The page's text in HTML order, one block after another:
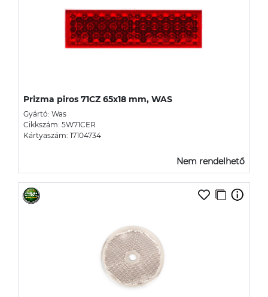
Prizma piros 71CZ 65x18 mm, WAS
Gyártó: Was
Cikkszám: 5W71CER
Kártyaszám: 17104734
Nem rendelhető